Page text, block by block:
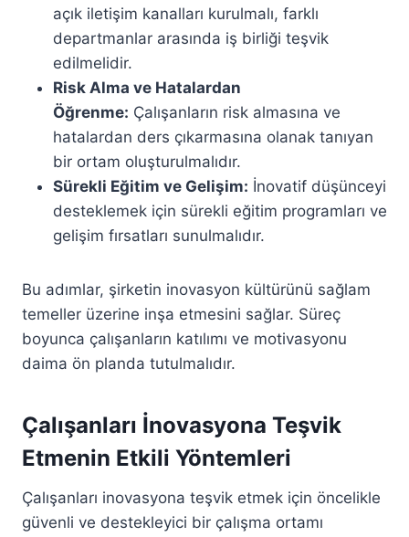
açık iletişim kanalları kurulmalı, farklı
departmanlar arasında iş birliği teşvik
edilmelidir.
Risk Alma ve Hatalardan
Öğrenme: Çalışanların risk almasına ve
hatalardan ders çıkarmasına olanak tanıyan
bir ortam oluşturulmalıdır.
Sürekli Eğitim ve Gelişim: İnovatif düşünceyi
desteklemek için sürekli eğitim programları ve
gelişim fırsatları sunulmalıdır.
Bu adımlar, şirketin inovasyon kültürünü sağlam
temeller üzerine inşa etmesini sağlar. Süreç
boyunca çalışanların katılımı ve motivasyonu
daima ön planda tutulmalıdır.
Çalışanları İnovasyona Teşvik
Etmenin Etkili Yöntemleri
Çalışanları inovasyona teşvik etmek için öncelikle
güvenli ve destekleyici bir çalışma ortamı